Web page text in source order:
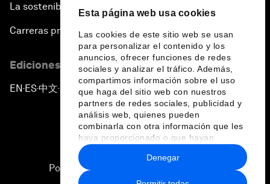
Esta página web usa cookies
Las cookies de este sitio web se usan
para personalizar el contenido y los
anuncios, ofrecer funciones de redes
sociales y analizar el tráfico. Además,
compartimos información sobre el uso
que haga del sitio web con nuestros
partners de redes sociales, publicidad y
análisis web, quienes pueden
combinarla con otra información que les
haya proporcionado o que hayan
recopilado a partir del uso que haya
hecho de sus servicios.
Denegar
La sostenibilidad en el Foro
Carreras profesionales
Ediciones en otros idiomas
EN ▪ ES▪中文▪ 日本語
Política de privacidad y normas de uso